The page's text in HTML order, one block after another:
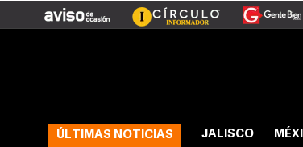
ÚLTIMAS NOTICIAS JALISCO